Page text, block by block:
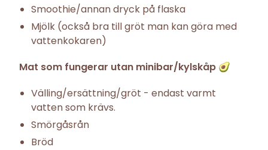
Smoothie/annan dryck på flaska
Mjölk (också bra till gröt man kan göra med
vattenkokaren)
Mat som fungerar utan minibar/kylskåp 🥑
Välling/ersättning/gröt - endast varmt
vatten som krävs.
Smörgåsrån
Bröd